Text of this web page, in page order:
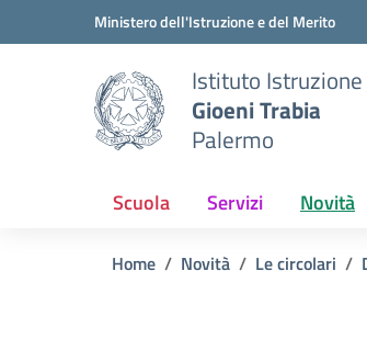
Vai ai contenuti
Vai al menu di navigazioneMinistero dell'Istruzione e del Merito
Istituto Istruzione
Gioeni Trabia
Palermo
Scuola Servizi Novità
Home Novità Le circolari